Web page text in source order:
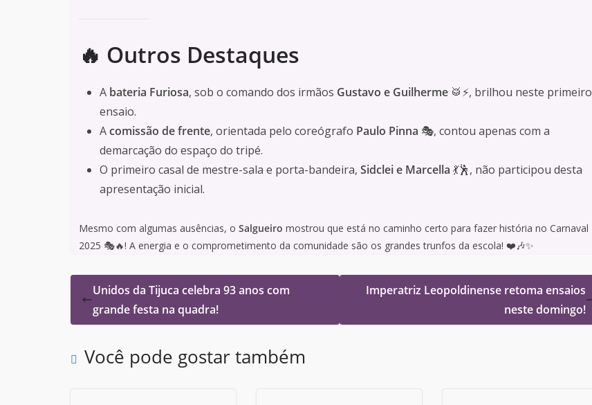
🔥 Outros Destaques
A bateria Furiosa, sob o comando dos irmãos Gustavo e Guilherme 🥁⚡, brilhou neste primeiro
ensaio.
Acomissão de frente, orientada pelo coreógrafo Paulo Pinna 🎭, contou apenas com a
demarcação do espaço do tripé.
O primeiro casal de mestre-sala e porta-bandeira, Sidclei e Marcella 💃🕺, não participou desta
apresentação inicial.
Mesmo com algumas ausências, o Salgueiro mostrou que está no caminho certo para fazer história no Carnaval
2025 🎭🔥! A energia e o comprometimento da comunidade são os grandes trunfos da escola! ❤️🎶✨
Unidos da Tijuca celebra 93 anos com
grande festa na quadra!
Imperatriz Leopoldinense retoma ensaios
neste domingo!
Você pode gostar também